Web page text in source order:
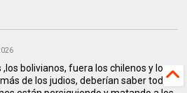
bolivianos, fuera los chilenos y los
de los judios, deberían saber todos